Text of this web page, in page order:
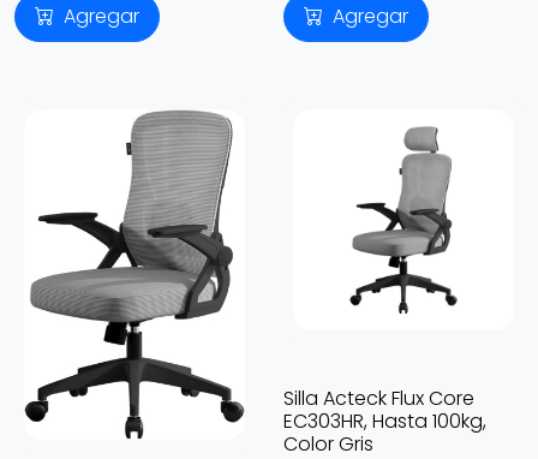
Agregar Agregar
Silla Acteck Flux Core
EC303HR, Hasta 100kg,
Color Gris